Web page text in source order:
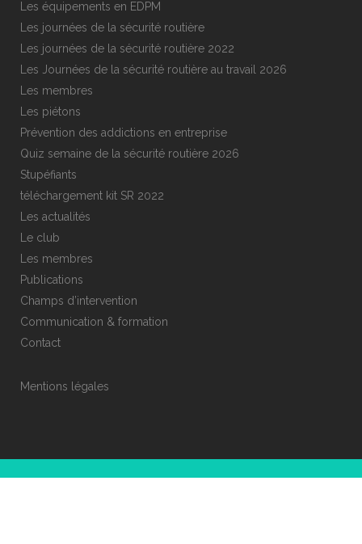
Les équipements en EDPM
Les journées de la sécurité routière
Les journées de la sécurité routière 2022
Les Journées de la sécurité routière au travail 2026
Les membres
Les piétons
Prévention des addictions en entreprise
Quiz semaine de la sécurité routière 2026
Stupéfiants
téléchargement kit SR 2022
Les actualités
Le club
Les membres
Publications
Champs d’intervention
Communication & formation
Contact
Mentions légales